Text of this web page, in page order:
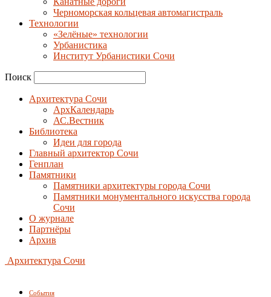
Черноморская кольцевая автомагистраль
Технологии
«Зелёные» технологии
Урбанистика
Институт Урбанистики Сочи
Поиск
Архитектура Сочи
АрхКалендарь
АС.Вестник
Библиотека
Идеи для города
Главный архитектор Сочи
Генплан
Памятники
Памятники архитектуры города Сочи
Памятники монументального искусства города
Сочи
О журнале
Партнёры
Архив
Архитектура Сочи
События